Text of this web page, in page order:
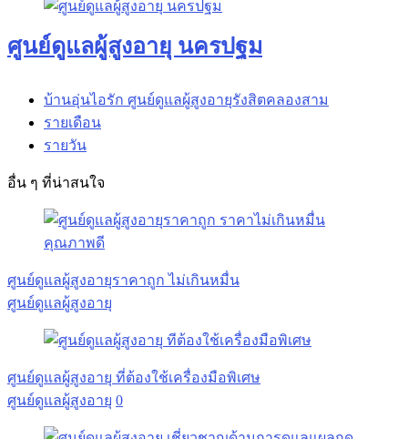
ศูนย์ดูแลผู้สูงอายุ นครปฐม
บ้านอุ่นไอรัก ศูนย์ดูแลผู้สูงอายุรังสิตคลองสาม
รายเดือน
รายวัน
อื่น ๆ ที่น่าสนใจ
ศูนย์ดูแลผู้สูงอายุราคาถูก ไม่เกินหมื่น
ศูนย์ดูแลผู้สูงอายุ
ศูนย์ดูแลผู้สูงอายุ ที่ต้องใช้เครื่องมือพิเศษ
ศูนย์ดูแลผู้สูงอายุ 0